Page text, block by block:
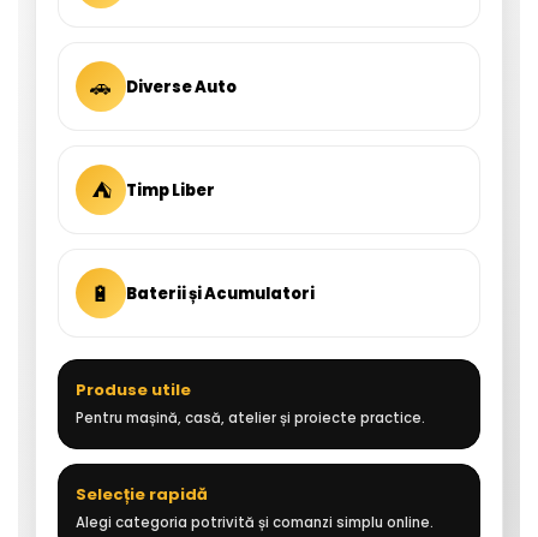
🚗 Diverse Auto
⛺ Timp Liber
🔋 Baterii și Acumulatori
Produse utile
Pentru mașină, casă, atelier și proiecte practice.
Selecție rapidă
Alegi categoria potrivită și comanzi simplu online.